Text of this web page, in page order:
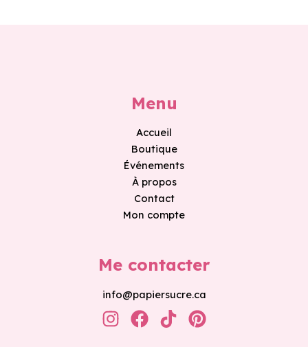
Menu
Accueil
Boutique
Événements
À propos
Contact
Mon compte
Me contacter
info@papiersucre.ca